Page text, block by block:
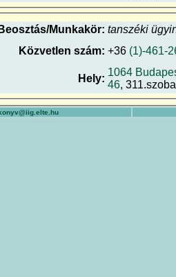
Beosztás/Munkakör: tanszéki
Közvetlen szám: +36 (1)-461-
Hely:
1064
46, 311.szoba